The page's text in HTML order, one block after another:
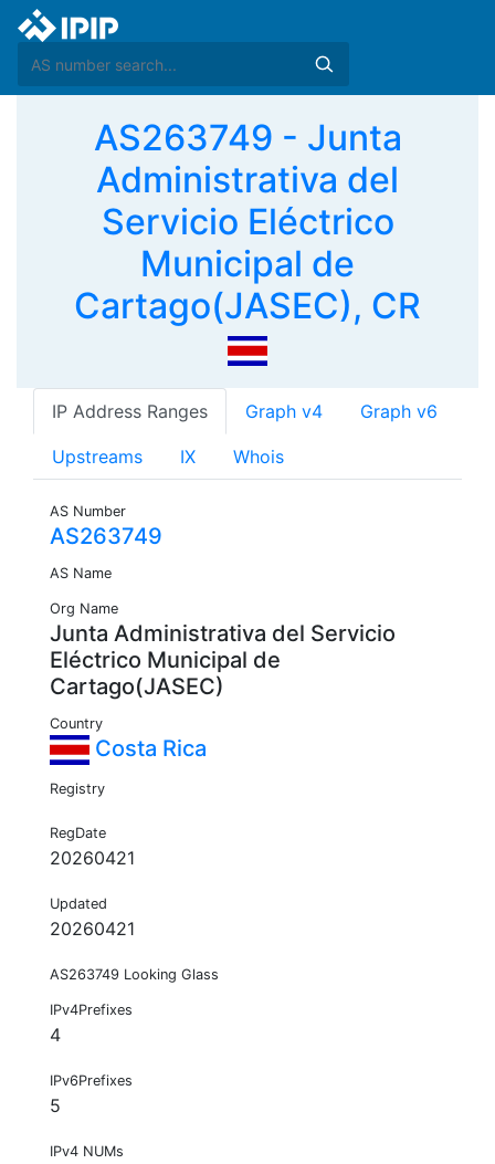
AS263749 - Junta
Administrativa del
Servicio Eléctrico
Municipal de
Cartago(JASEC), CR
IP Address Ranges Graph v4 Graph v6
Upstreams IX Whois
AS Number
AS263749
AS Name
Org Name
Junta Administrativa del Servicio
Eléctrico Municipal de
Cartago(JASEC)
Country
Costa Rica
Registry
RegDate
20260421
Updated
20260421
AS263749 Looking Glass
IPv4Prefixes
4
IPv6Prefixes
5
IPv4 NUMs